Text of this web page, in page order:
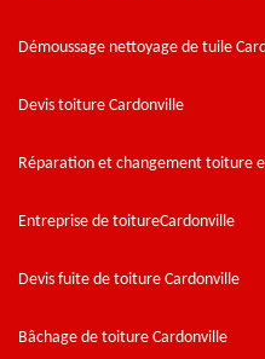
Démoussage nettoyage de tuile
Devis toiture Cardonville
Réparation et changement toiture
Entreprise de toitureCardonville
Devis fuite de toiture Cardonville
Bâchage de toiture Cardonville